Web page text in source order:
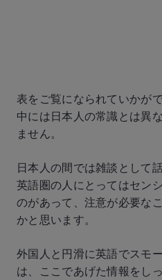
表をご覧になられていかが
中には日本人の常識とは異
ません。
日本人の間では雑談として
英語圏の人にとってはセン
のがあって、注意が必要な
かと思います。
外国人と円滑に英語でスモ
は、ここであげた情報をし